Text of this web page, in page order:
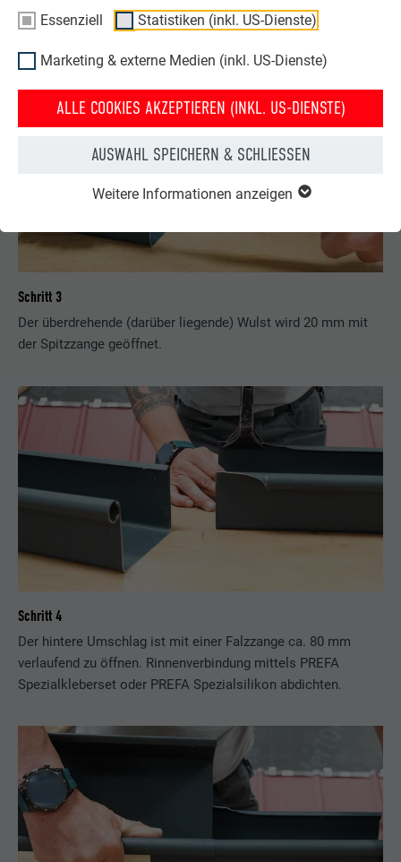
Essenziell Statistiken (inkl. US-Dienste)
Marketing & externe Medien (inkl. US-Dienste)
ALLE COOKIES AKZEPTIEREN (INKL. US-DIENSTE)
AUSWAHL SPEICHERN & SCHLIESSEN
Weitere Informationen anzeigen
verlaufend freigestellt.
Schritt 3
Der überdrehende (darüber liegende) Wulst wird 20 mm mit
der Spitzzange geöffnet.
Schritt 4
Der hintere Umschlag ist mit einer Falzzange ca. 80 mm
verlaufend zu öffnen. Rinnenverbindung mittels PREFA
Spezialkleberset oder PREFA Spezialsilikon abdichten.